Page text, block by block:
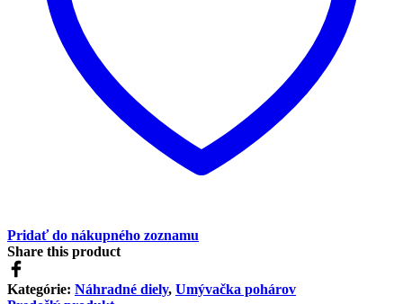
Pridať do nákupného zoznamu
Share this product
Kategórie: Náhradné diely, Umývačka pohárov